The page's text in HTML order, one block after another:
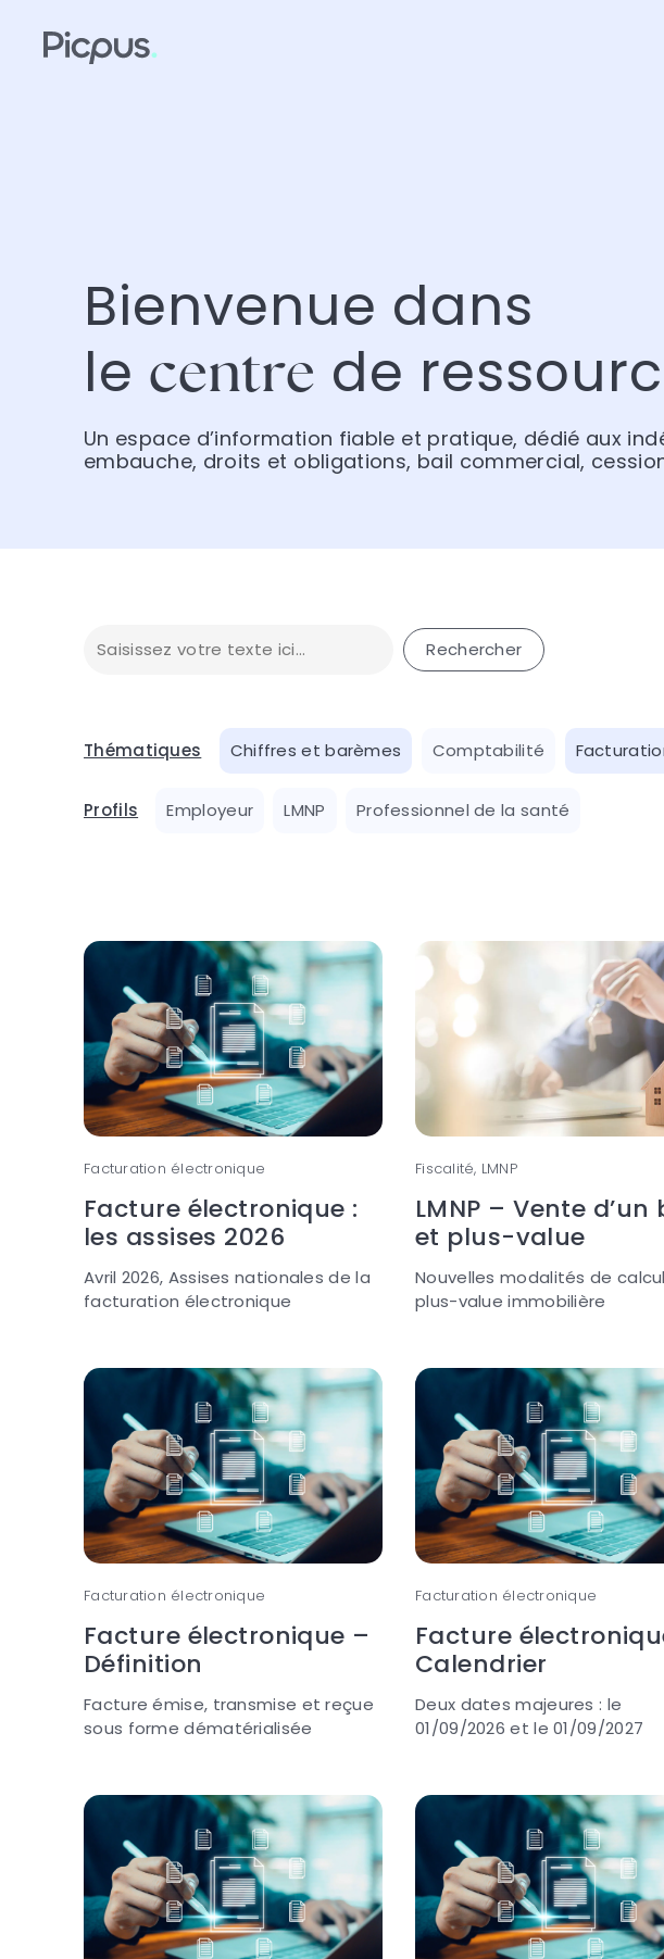
Bienvenue dans
le centre de
Un espace d’information fiable et pratique, dédié aux
embauche, droits et obligations, bail commercial,
Thématiques Chiffres et barèmes Comptabilité
Profils Employeur LMNP Professionnel de la santé
Facturation électronique
Facture électronique :
les assises 2026
Avril 2026, Assises nationales de la
facturation électronique
Fiscalité, LMNP
LMNP – Vente d’un
et plus-value
Nouvelles modalités de
plus-value immobilière
Facturation électronique
Facture électronique –
Définition
Facture émise, transmise et reçue
sous forme dématérialisée
Facturation électronique
Facture
Calendrier
Deux dates majeures : le
01/09/2026 et le 01/09/2027